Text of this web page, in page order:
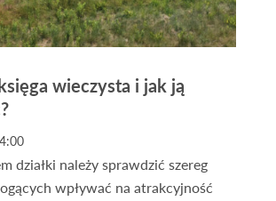
wieczysta i jak ją
działki należy sprawdzić szereg
wpływać na atrakcyjność